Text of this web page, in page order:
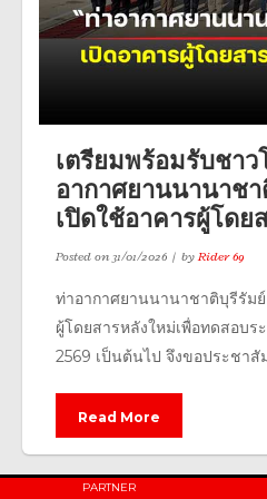
เตรียมพร้อมรับชา
อากาศยานนานาช
เปิดใช้อาคารผู้โดย
Posted on31/01/2026 byRider 69
ท่าอากาศยานนานาชาติบุรีรัม
ผู้โดยสารหลังใหม่เพื่อทดสอบ
2569 เป็นต้นไป จึงขอประชาสั
Read More
PARTNER